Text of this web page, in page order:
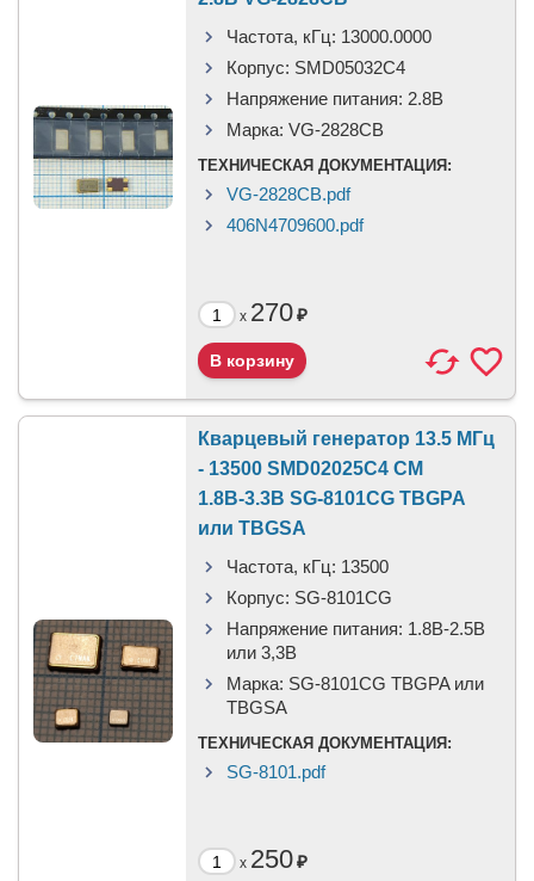
Частота, кГц: 13000.0000
Корпус: SMD05032C4
Напряжение питания: 2.8В
Марка: VG-2828CB
ТЕХНИЧЕСКАЯ ДОКУМЕНТАЦИЯ:
VG-2828CB.pdf
406N4709600.pdf
x 270₽
Кварцевый генератор 13.5 МГц
- 13500 SMD02025C4 CM
1.8В-3.3В SG-8101CG TBGPA
или TBGSA
Частота, кГц: 13500
Корпус: SG-8101CG
Напряжение питания: 1.8В-2.5B
или 3,3B
Марка: SG-8101CG TBGPA или
TBGSA
ТЕХНИЧЕСКАЯ ДОКУМЕНТАЦИЯ:
SG-8101.pdf
x 250₽